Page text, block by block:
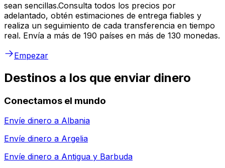
sean sencillas.Consulta todos los precios por
adelantado, obtén estimaciones de entrega fiables y
realiza un seguimiento de cada transferencia en tiempo
real. Envía a más de 190 países en más de 130 monedas.
Empezar
Destinos a los que enviar dinero
Conectamos el mundo
Envíe dinero a Albania
Envíe dinero a Argelia
Envíe dinero a Antigua y Barbuda